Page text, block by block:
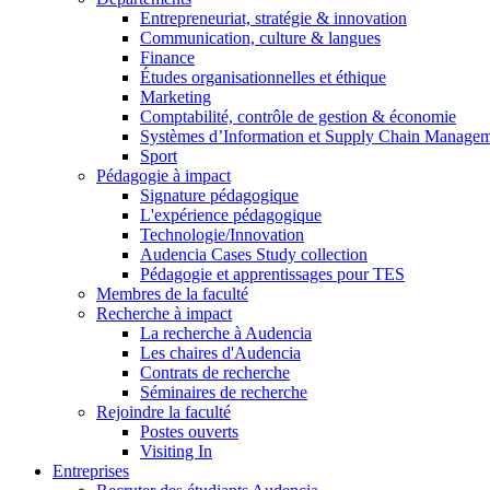
Entrepreneuriat, stratégie & innovation
Communication, culture & langues
Finance
Études organisationnelles et éthique
Marketing
Comptabilité, contrôle de gestion & économie
Systèmes d’Information et Supply Chain
Sport
Pédagogie à impact
Signature pédagogique
L'expérience pédagogique
Technologie/Innovation
Audencia Cases Study collection
Pédagogie et apprentissages pour TES
Membres de la faculté
Recherche à impact
La recherche à Audencia
Les chaires d'Audencia
Contrats de recherche
Séminaires de recherche
Rejoindre la faculté
Postes ouverts
Visiting In
Entreprises